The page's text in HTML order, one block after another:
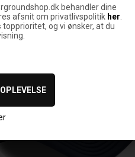
behandler dine
afsnit om privatlivspolitik her
og vi ønsker, at du